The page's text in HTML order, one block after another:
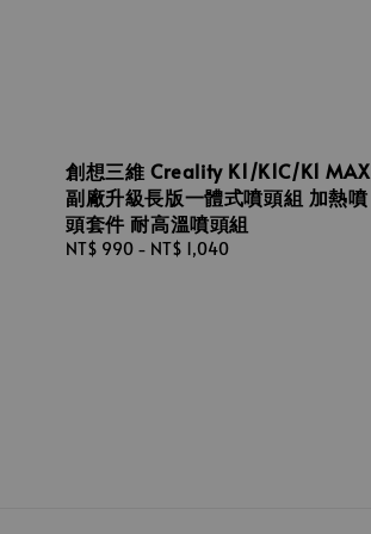
創想三維 Creality K1/K1C/K1 MAX
副廠升級長版一體式噴頭組 加熱噴
頭套件 耐高溫噴頭組
Regular
NT$ 990 - NT$ 1,040